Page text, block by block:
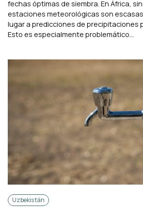
fechas óptimas de siembra. En África,
estaciones meteorológicas son
lugar a predicciones de precipitaciones
Esto es especialmente problemático...
Uzbekistán